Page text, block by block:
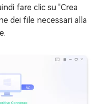
fare clic su "Crea
dei file necessari alla